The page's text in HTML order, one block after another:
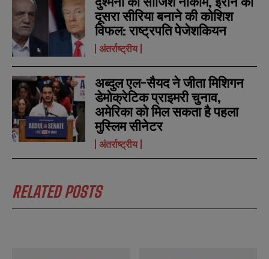
दूसरा सीरिया बनाने की कोशिश
विफल: राष्ट्रपति पेजेशकियन
अंतर्राष्ट्रीय
अब्दुल एल-सैयद ने जीता मिशिगन
डेमोक्रेटिक प्राइमरी चुनाव,
अमेरिका को मिल सकता है पहला
मुस्लिम सीनेटर
अंतर्राष्ट्रीय
RELATED POSTS